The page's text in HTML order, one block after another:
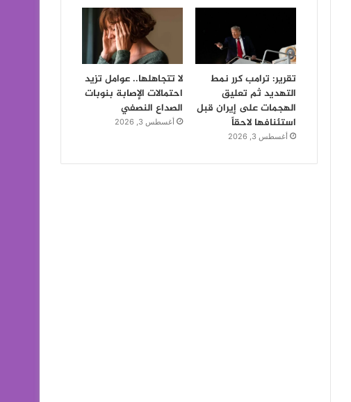
تقرير: ترامب كرر نمط
التهديد ثم تعليق
الهجمات على إيران قبل
استئنافها لاحقاً
أغسطس 3, 2026
لا تتجاهلها.. عوامل تزيد
احتمالات الإصابة بنوبات
الصداع النصفي
أغسطس 3, 2026